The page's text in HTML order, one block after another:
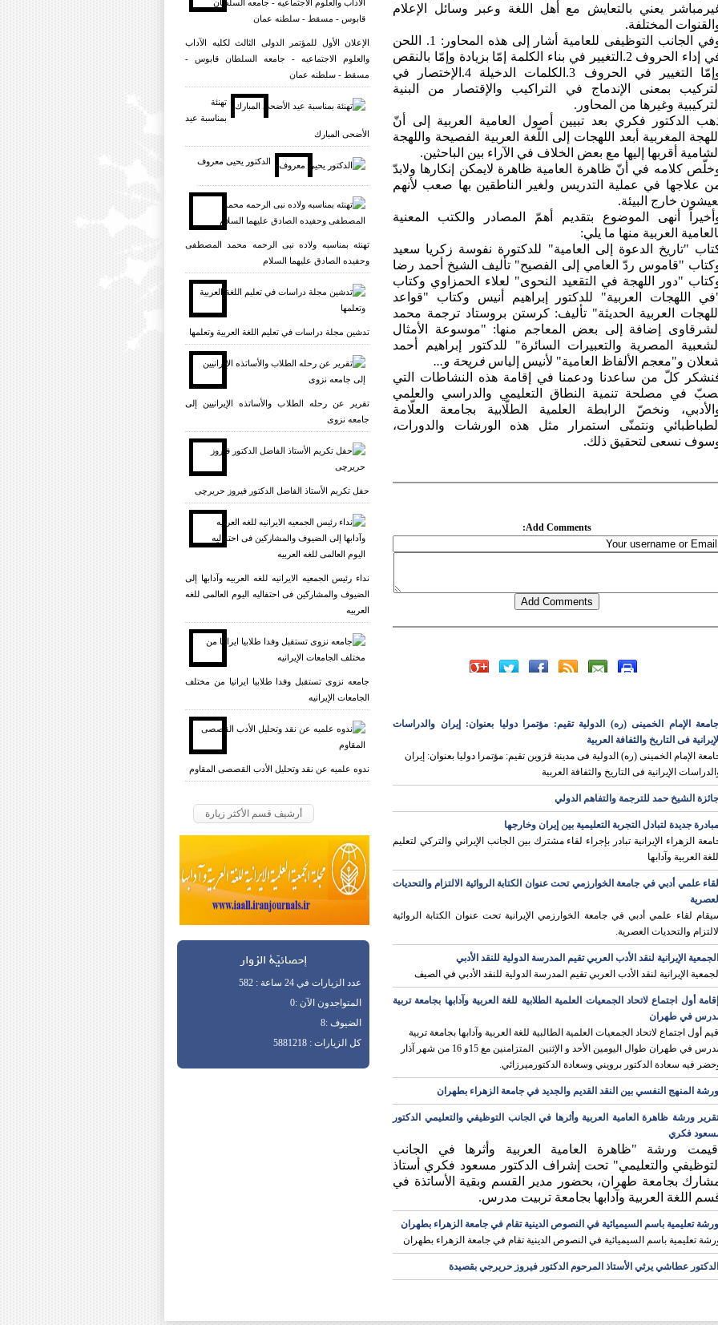
یعني بالتعایش مع أهل اللغة وعبر وسائل الإعلام
المختلفة.
وفي الجانب التوظیفی للعامیة أشار إلی هذه المحاور: 1. اللحن
في إداء الحروف 2.التغییر في بناء الكلمة إمّا بزیادة وإمّا بالنقص
وإمّا التغییر في الحروف 3.الكلمات الدخیلة 4.الإختصار في
التركیب بمعنی الإندماج في التراكیب والإقتصار من البنیة
التركیبیة وغیرها من المحاور.
الدكتور فكري بعد تبیین أصول العامیة العربیة إلی أنّ
اللهجة المغربیة أبعد اللهجات إلی اللّغة العربیة الفصیحة واللهجة
الشامیة أقربها إلیها مع بعض الخلاف في الآراء بین الباحثین.
كلامه في أنّ ظاهرة العامیة ظاهرة لایمكن إنكارها ولابدّ
علاجها في عملیة التدریس ولغیر الناطقین بها صعب لأنهم
خارج البیئة.
أنهی الموضوع بتقدیم أهمّ المصادر والكتب المعنیة
العربیة منها ما یلي:
"تاریخ الدعوة إلی العامیة" للدكتورة نفوسة زكريا سعيد
"قاموس ردّ العامي إلى الفصيح" تأليف الشيخ أحمد رضا
"دور اللهجة في التقعید النحوی" لعلاء الحمزاوي وكتاب
اللهجات العربیة" للدكتور إبراهیم أنیس وكتاب "قواعد
اللهجات العربیة الحدیثة" تألیف: كرستن بروستاد ترجمة محمد
الشرقاوی إضافة إلی بعض المعاجم منها: "موسوعة الأمثال
الشعبية المصرية والتعبيرات السائرة" للدكتور إبراهیم أحمد
و"معجم الألفاظ العامیة" لأنيس إلياس فريحة و...
كلّ من ساعدنا ودعمنا في إقامة هذه النشاطات التي
في مصلحة تنمیة النطاق التعلیمي والدراسي والعلمي
ونخصّ الرابطة العلمية الطلّابیة بجامعة العلّامة
الطباطبائي ونتمنّى استمرار مثل هذه الورشات والدورات،
نسعى لتحقيق ذلك.
Add Comments:
جامعة الإمام الخمینی (ره) الدولیة تقیم: مؤتمرا دولیا بعنوان: إیران والدراسات
الإیرانیة فی التاریخ والثفافة العربیة
الإمام الخمینی (ره) الدولیة فی مدینة قزوین تقیم: مؤتمرا دولیا بعنوان: إیران
الإیرانیة فی التاریخ والثفافة العربیة
جائزة الشيخ حمد للترجمة والتفاهم الدولي
مبادرة جديدة لتبادل التجربة التعليمية بين إيران وخارجها
الزهراء الإيرانية تبادر بإجراء لقاء مشترك بين الجانب الإيراني والتركي لتعليم
اللغة العربية وآدابها
لقاء علمي أدبي في جامعة الخوارزمي تحت عنوان الكتابة الروائية الالتزام والتحديات
العصرية
لقاء علمي أدبي في جامعة الخوارزمي الإيرانية تحت عنوان الكتابة الروائية
الالتزام والتحديات العصرية.
الجمعية الإيرانية لنقد الأدب العربي تقيم المدرسة الدولية للنقد الأدبي
الجمعية الإيرانية لنقد الأدب العربي تقيم المدرسة الدولية للنقد الأدبي في الصيف
إقامة أول اجتماع لاتحاد الجمعيات العلمية الطلابية للغة العربية وآدابها بجامعة تربية
في طهران
أقيم أول اجتماع لاتحاد الجمعيات العلمية الطالبية للغة العربية وآدابها بجامعة تربية
مدرس في طهران طوال اليومين الأحد و الإثنين المتزامنين مع 15و 16 من شهر آذار
فيه سعادة الدكتور برويني وسعادة الدكتورميرزائي.
ورشة المنهج النفسي بين النقد القديم والجديد في جامعة الزهراء بطهران
تقرير ورشة ظاهرة العامیة العربیة وأثرها في الجانب التوظیفي والتعلیمي الدكتور
فكري
أقيمت ورشة "ظاهرة العامیة العربیة وأثرها في الجانب
التوظیفي والتعلیمي" تحت إشراف الدكتور مسعود فكري أستاذ
بجامعة طهران، بحضور مدير القسم وبقیة الأساتذة في
اللغة العربیة وآدابها بجامعة تربیت مدرس.
ورشة تعليمية باسم السيميائية في النصوص الدينية تقام في جامعة الزهراء بطهران
تعليمية باسم السيميائية في النصوص الدينية تقام في جامعة الزهراء بطهران
الدكتور عطاشي يرثي الأستاذ المرحوم الدكتور فيروز حريرجي بقصيدة
الإعلان الأول للمؤتمر الدولی الثالث لکلیه الآداب
والعلوم الاجتماعیه - جامعه السلطان قابوس -
مسقط - سلطنه عمان
تهنئة
بمناسبة عيد
الأضحى المبارك
الدکتور یحیی معروف
تهنئه بمناسبه ولاده نبی الرحمه محمد المصطفی
وحفیده الصادق علیهما السلام
تدشين مجلة دراسات في تعليم اللغة العربية وتعلمها
تقریر عن رحله الطلاب والأساتذه الإیرانیین إلی
جامعه نزوی
حفل تکریم الأستاذ الفاضل الدکتور فیروز حریرچی
نداء رئیس الجمعیه الایرانیه للغه العربیه وآدابها إلی
الضیوف والمشارکین فی احتفالیه الیوم العالمی للغه
العربیه
جامعه نزوی تستقبل وفدا طلابیا ایرانیا من مختلف
الجامعات الإیرانیه
ندوه علمیه عن نقد وتحلیل الأدب القصصی المقاوم
أرشيف قسم الأكثر زيارة
إحصائيّة الزوار
عدد الزيارات في 24 ساعة : 582
المتواجدون الآن :0
الضيوف :8
كل الزيارات : 5881218